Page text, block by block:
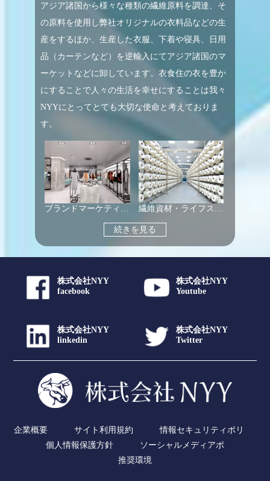
アジア諸国から様々な種類の繊維原料を調達、そ
の原料を使用し弊社オリジナルの衣料品などの生
産をするほか、生産した衣服、下着や寝具、日用
品（カーテンなど）を逆輸入にてアジア諸国のマ
ーケットなどに卸しています。衣食住の衣を豊か
にすることで人々の生活を幸せにすることは我々
NYYにとってとても大切な使命と考えておりま
す。
ブランドマーケティング 繊維資材・ライフスタイ
続きを見る
株式会社NYY
facebook
株式会社NYY
Youtube
株式会社NYY
linkedin
株式会社NYY
Twitter
企業概要 サイト利用規約
情報セキュリティポリ
個人情報保護方針
ソーシャルメディアポ
推奨環境